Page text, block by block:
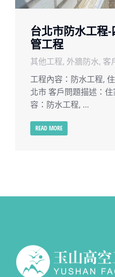
台北市防水工程
管工程
其他工程, 外牆防水, 客
工程內容：防水工程,
北市 客戶問題描述：
容：防水工程, …
READ MORE